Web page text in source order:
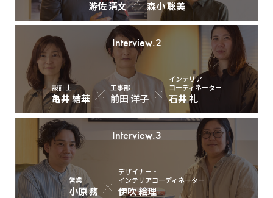
游佐 清文 森小 聡美
Interview.2
設計士
亀井 結華
工事部
前田 洋子
インテリア
コーディネーター
石井 礼
Interview.3
営業
小原 務
デザイナー・
インテリアコーディネーター
伊吹 絵理